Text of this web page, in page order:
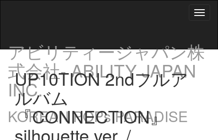
アビリティージャパン株
式会社- ABILITY JAPAN
INC.
KOREAN POPs PARADISE
UP10TION 2ndフルア
ルバム
『CONNECTION』
silhouette ver. /